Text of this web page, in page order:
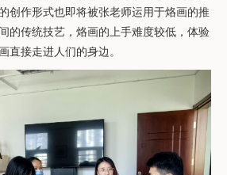
创作形式也即将被张老师运用于烙画的推
的传统技艺，烙画的上手难度较低，体验
直接走进人们的身边。